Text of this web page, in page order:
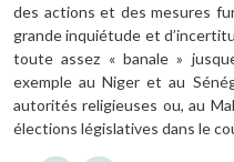
des actions et des mesures
grande inquiétude et
toute assez « banale »
exemple au Niger et au
autorités religieuses ou, au
élections législatives dans le